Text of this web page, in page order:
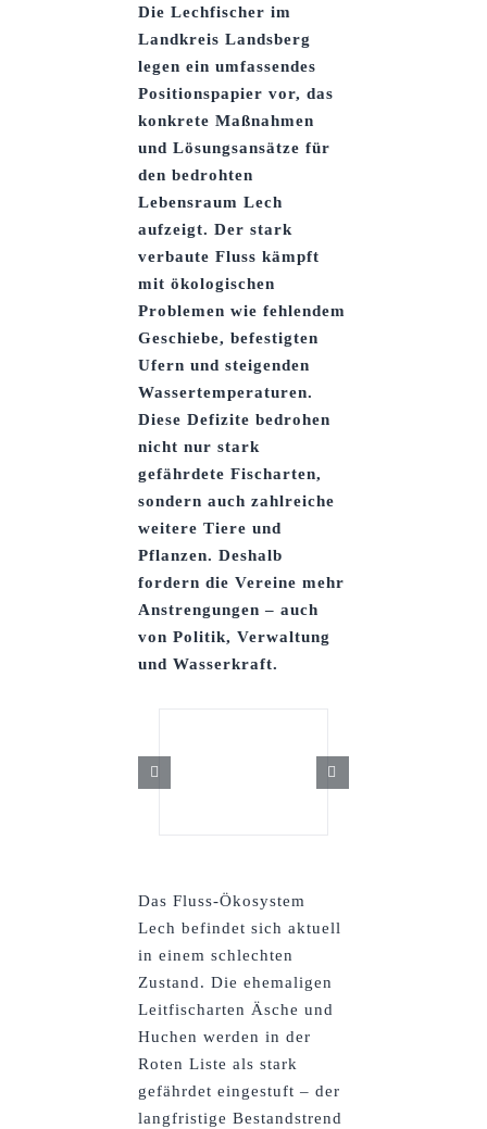
Die Lechfischer im
Landkreis Landsberg
legen ein umfassendes
Positionspapier vor, das
konkrete Maßnahmen
und Lösungsansätze für
den bedrohten
Lebensraum Lech
aufzeigt. Der stark
verbaute Fluss kämpft
mit ökologischen
Problemen wie fehlendem
Geschiebe, befestigten
Ufern und steigenden
Wassertemperaturen.
Diese Defizite bedrohen
nicht nur stark
gefährdete Fischarten,
sondern auch zahlreiche
weitere Tiere und
Pflanzen. Deshalb
fordern die Vereine mehr
Anstrengungen – auch
von Politik, Verwaltung
und Wasserkraft.
Das Fluss-Ökosystem
Lech befindet sich aktuell
in einem schlechten
Zustand. Die ehemaligen
Leitfischarten Äsche und
Huchen werden in der
Roten Liste als stark
gefährdet eingestuft – der
langfristige Bestandstrend